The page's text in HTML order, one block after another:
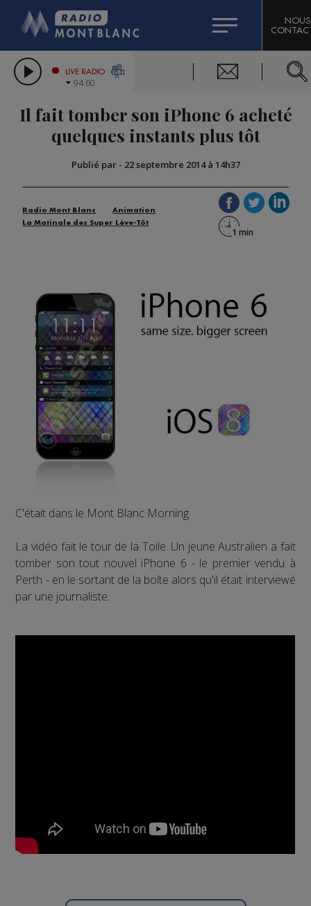
LES CHRONIQUES DE L'EXPERT
CITIZEN MACHINERY
GRAND MASSIF DOMAINES SKIABLES
BIGARD
COMPAGNIE DU MONT-BLANC
NOUS
LIVE RADIO
94.60
Il fait tomber son iPhone 6 acheté
quelques instants plus tôt
Publié par - 22 septembre 2014 à 14h37
Radio Mont Blanc
Animation
La Matinale des Super Lève-Tôt
C'était dans le Mont Blanc Morning
La vidéo fait le tour de la Toile. Un jeune Australien a fait
tomber son tout nouvel iPhone 6 - le premier vendu à
Perth - en le sortant de la boîte alors qu'il était interviewé
par une journaliste.